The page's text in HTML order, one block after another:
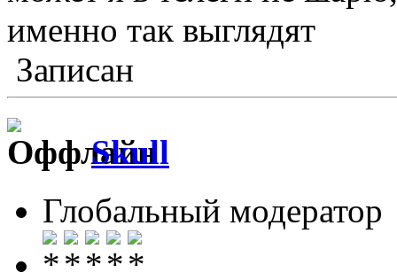
именно так выглядят
Записан
Skull
Глобальный модератор